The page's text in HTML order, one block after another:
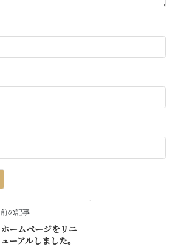
前の記事
ホームページをリニ
ューアルしました。